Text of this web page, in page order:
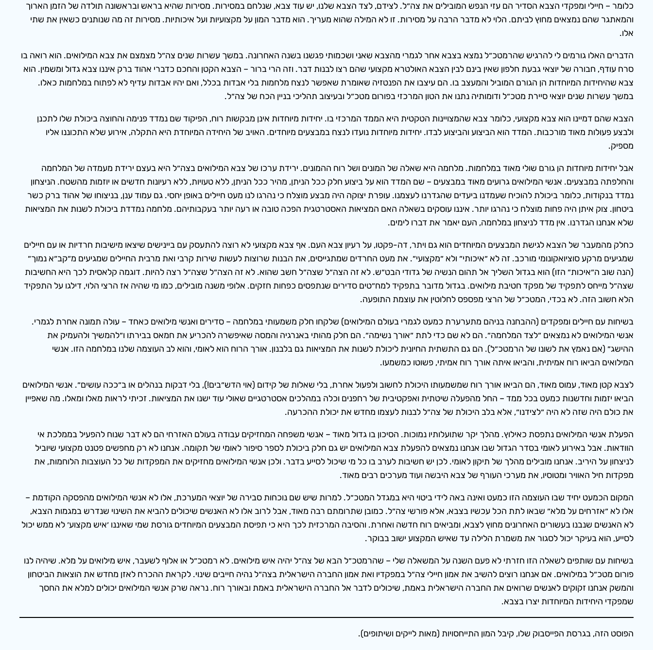
כלומר – חיילי ומפקדי הצבא הסדיר הם עזי הנפש המובילים את צה״ל. לצידם, לצד הצבא שלנו, יש עוד צבא, שנלחם במסירות. מסירות שהיא בראש ובראשונה תולדה של הזמן הארוך
והמאתגר שהם נמצאים מחוץ לביתם. הלוי לא מדבר הרבה על מסירות. זו לא המילה שהוא מעריך. הוא מדבר המון על מקצועיות ועל איכותיות. מסירות זה מה שנותנים כשאין את שתי
אלו.
הדברים האלו גורמים לי להרגיש שהרמטכ״ל נמצא בצבא אחר לגמרי מהצבא שאני ושכמותי פגשנו בשנה האחרונה. במשך עשרות שנים צה״ל מצמצם את צבא המילואים. הוא רואה בו
סרח עודף, חבורה של יוצאי גבעת חלפון שאין בינם לבין הצבא האולטרא מקצועי שהם רצו לבנות דבר. וזה הרי ברור – הצבא הקטן והחכם כדברי אהוד ברק איננו צבא גדול ומשמין. הוא
צבא שהיחידות המיוחדות הן הגורם המוביל והמעצב בו. הם עיצבו את הפנטזיה שאומרת שאפשר לנצח מלחמות בלי אבדות בכלל, ואם יהיו אבדות עדיף לא לפתוח במלחמות כאלו.
במשך עשרות שנים יוצאי סיירת מטכ״ל ודומותיה נתנו את הטון המרכזי בפורום מטכ״ל ובעיצוב תהליכי בניין הכח של צה״ל.
הצבא שהם דמיינו הוא צבא מקצועי, כלומר צבא שהמצויינות הטקטית היא הממד המרכזי בו. יחידות מיוחדות אינן מבקשות רוח, הפיקוד שם נמדד פנימה והחוצה ביכולת שלו לתכנן
ולבצע פעולות מאוד מורכבות. המדד הוא הביצוע והביצוע לבדו. יחידות מיוחדות נועדו לנצח במבצעים מיוחדים. האויב של היחידה המיוחדת היא התקלה, אירוע שלא התכוננו אליו
מספיק.
אבל יחידות מיוחדות הן גורם שולי מאוד במלחמות. מלחמה היא שאלה של המונים ושל רוח ההמונים. ירידת ערכו של צבא המילואים בצה״ל היא בעצם ירידת מעמדה של המלחמה
והחלפתה במבצעים. אנשי המילואים גרועים מאוד במבצעים – שם המדד הוא על ביצוע חלק ככל הניתן, מהיר ככל הניתן, ללא טעויות, ללא רעיונות חדשים או יוזמות מהשטח. הניצחון
נמדד בנקודות, כלומר ביכולת להוכיח שעמדנו ביעדים שהגדרנו לעצמנו. עופרת יצוקה היה מבצע מוצלח כי נהרגו לנו מעט חיילים באופן יחסי. גם עמוד ענן, בניצוחו של אהוד ברק כשר
ביטחון. צוק איתן היה פחות מוצלח כי נהרגו יותר. איננו עוסקים בשאלה האם המציאות האסטרטגית הפכה טובה או רעה יותר בעקבותיהם. מלחמה נמדדת ביכולת לשנות את המציאות
שלא אנחנו הגדרנו. אין מדד לניצחון במלחמה, העם יאמר את דברו לימים.
כחלק מהמעבר של הצבא לגישת המבצעים המיוחדים הוא גם ויתר, דה-פקטו, על רעיון צבא העם. אף צבא מקצועי לא רוצה להתעסק עם ביינישים שיצאו מישיבות חרדיות או עם חיילים
שמגיעים מרקע סוציואקונומי מורכב. זה לא ״איכותי״ ולא ״מקצועי״. את מעט החרדים שמתגייסים, את הבנות שרוצות לעשות שירות קרבי ואת מרבית החיילים שמגיעים מ״קב״א נמוך״
(הנה שוב ה״איכות״ הזו) הוא בגדול השליך אל תהום הנשיה של גדודי הבט״ש. לא זה הצה״ל שצה״ל חשב שהוא. לא זה הצה״ל שצה״ל רצה להיות. דוגמה קלאסית לכך היא החשיבות
שצה״ל מייחס לתפקיד של מפקד חטיבת מילואים. בגדול מדובר בתפקיד למח״טים סדירים שנתפסים כפחות חזקים. אלופי משנה מובילים, כמו מי שהיה אז הרצי הלוי, דילגו על התפקיד
הלא חשוב הזה. לא בכדי, המטכ״ל של הרצי מפספס לחלוטין את עוצמת התופעה.
בשיחות עם חיילים ומפקדים (ההבחנה בניהם מתערערת כמעט לגמרי בעולם המילואים) שלקחו חלק משמעותי במלחמה – סדירים ואנשי מילואים כאחד – עולה תמונה אחרת לגמרי.
אנשי המילואים לא נמצאים ״לצד המלחמה״. הם לא שם כדי לתת ״אורך נשימה״. הם חלק מהותי באנרגיה והמסה שאיפשרה להכריע את חמאס בבירתו ו״להמשיך ולהעמיק את
ההישג״ (אם נאמץ את לשונו של הרמטכ״ל). הם גם התשתית החיונית ליכולת לשנות את המציאות גם בלבנון. אורך הרוח הוא לאומי, והוא לב העוצמה שלנו במלחמה הזו. אנשי
המילואים הביאו רוח אמיתית, והביאו איתה אורך רוח אמיתי, פשוטו כמשמעו.
לצבא קטן מאוד, עמוס מאוד, הם הביאו אורך רוח שמשמעותו היכולת לחשוב ולפעול אחרת, בלי שאלות של קידום (אוי הדש״בים!), בלי דבקות בנהלים או ב״ככה עושים״. אנשי המילואים
הביאו יזמות וחדשנות כמעט בכל ממד – החל מהפעלה שיטתית ואפקטיבית של רחפנים וכלה במהלכים אסטרטגיים שאולי עוד ישנו את המציאות. זכיתי לראות מאלו ומאלו. מה שאפיין
את כולם היה שזה לא היה ״לצידנו״, אלא בלב היכולת של צה״ל לבנות לעצמו מחדש את יכולת ההכרעה.
הפעלת אנשי המילואים נתפסת כאילוץ. מהלך יקר שתועלותיו נמוכות. הסיכון בו גדול מאוד – אנשי משפחה המחזיקים עבודה בעולם האזרחי הם לא דבר שנוח להפעיל בממלכת אי
הוודאות. אבל באירוע לאומי בסדר הגדול שבו אנחנו נמצאים להפעלת צבא המילואים יש גם חלק ביכולת לספר סיפור לאומי של תקומה. אנחנו לא רק מחפשים פטנט מקצועי שיוביל
לניצחון על היריב. אנחנו מובילים מהלך של תיקון לאומי. לכן יש חשיבות לערב בו כל מי שיכול לסייע בדבר. ולכן אנשי המילואים מחזיקים את המפקדות של כל העוצבות הלוחמות, את
מפקדות חיל האוויר ומטוסיו, את מערכי העורף של צבא היבשה ועוד מערכים רבים מאוד.
המקום הכמעט יחיד שבו העוצמה הזו כמעט ואינה באה לידי ביטוי היא במגדל המטכ״ל. למרות שיש שם נוכחות סבירה של יוצאי המערכת, אלו לא אנשי המילואים מהפסקה הקודמת –
אלו לא ״אזרחים על מלא״ שבאו לתת הכל עכשיו בצבא, אלא פורשי צה״ל. כמובן שתרומתם רבה מאוד, אבל לרוב אלו לא האנשים שיכולים להביא את השינוי שנדרש במגמות הצבא,
לא האנשים שנבנו בעשורים האחרונים מחוץ לצבא, ומביאים רוח חדשה ואחרת. והסיבה המרכזית לכך היא כי תפיסת המבצעים המיוחדים גורסת שמי שאיננו ׳איש מקצוע׳ לא ממש יכול
לסייע, הוא בעיקר יכול לסגור את משמרת הלילה עד שאיש המקצוע ישוב בבוקר.
בשיחות עם שותפים לשאלה הזו חזרתי לא פעם השנה על המשאלה שלי – שהרמטכ״ל הבא של צה״ל יהיה איש מילואים. לא רמטכ״ל או אלוף לשעבר, איש מילואים על מלא. שיהיה לנו
פורום מטכ״ל במילואים. אם אנחנו רוצים להשיב את אמון חיילי צה״ל במפקדיו ואת אמון החברה הישראלית בצה״ל נהיה חייבים שינוי. לקראת ההכרח לאזן מחדש את הוצאות הביטחון
והמשק אנחנו זקוקים לאנשים שרואים את החברה הישראלית באמת, שיכולים לדבר אל החברה הישראלית באמת ובאורך רוח. נראה שרק אנשי המילואים יכולים למלא את החסך
שמפקדי היחידות המיוחדות יצרו בצבא.
הפוסט הזה, בגרסת הפייסבוק שלו, קיבל המון התייחסויות (מאות לייקים ושיתופים).